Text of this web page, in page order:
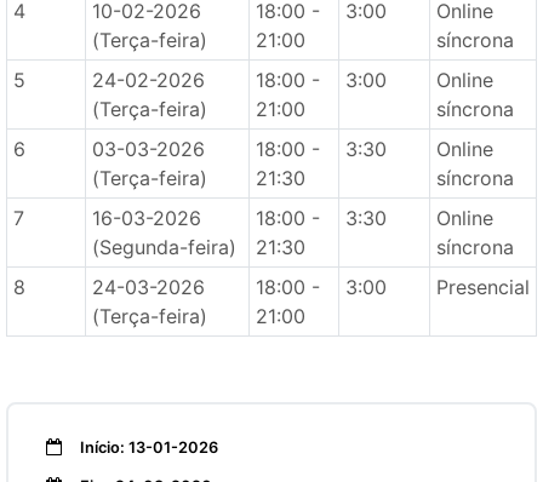
4
10-02-2026
(Terça-feira)
18:00 -
21:00
3:00
Online
síncrona
5
24-02-2026
(Terça-feira)
18:00 -
21:00
3:00
Online
síncrona
6
03-03-2026
(Terça-feira)
18:00 -
21:30
3:30
Online
síncrona
7
16-03-2026
(Segunda-feira)
18:00 -
21:30
3:30
Online
síncrona
8
24-03-2026
(Terça-feira)
18:00 -
21:00
3:00 Presencial
Início: 13-01-2026